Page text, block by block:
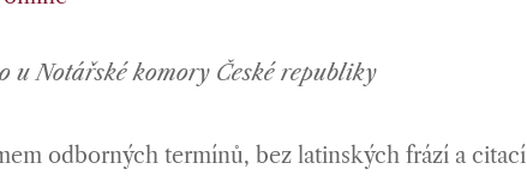
u Notářské komory České republiky
odborných termínů, bez latinských frází a citací